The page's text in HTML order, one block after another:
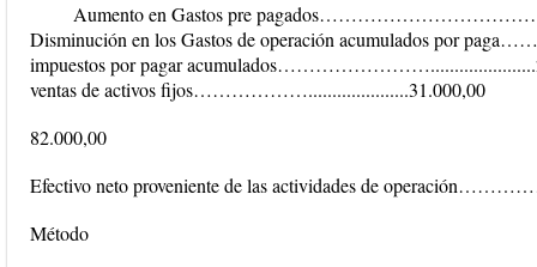
Aumento en Gastos pre
Disminución en los Gastos de operación acumulados por
impuestos por pagar
ventas de activos fijos……………….....................31.000,00
82.000,00
Efectivo neto proveniente de las actividades de
Método